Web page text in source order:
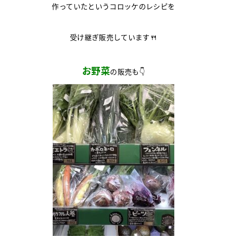
作っていたというコロッケのレシピを
受け継ぎ販売しています🍴
お野菜の販売も👇